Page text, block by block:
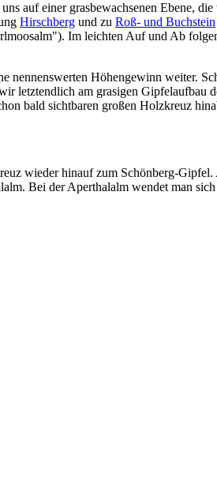
auf einer grasbewachsenen Ebene,
Hirschberg und zu Roß- und Buchstein
Im leichten Auf und Ab
Höhengewinn weiter.
letztendlich am grasigen
bald sichtbaren großen Holzkreuz
wieder hinauf zum Schönberg-
Bei der Aperthalalm wendet man